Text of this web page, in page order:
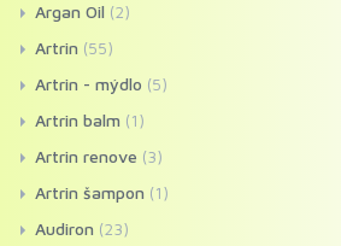
Argan Oil (2)
Artrin (55)
Artrin - mýdlo (5)
Artrin balm (1)
Artrin renove (3)
Artrin šampon (1)
Audiron (23)